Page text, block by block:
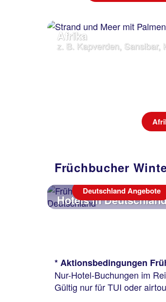
Afrika
z. B. Kapverden, Sansibar,
Früchbucher
Hotels in
Deutschland Angebote
* Aktionsbedingungen
Nur-Hotel-Buchungen im
Gültig nur für TUI oder